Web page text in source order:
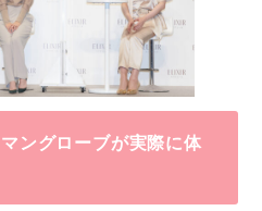
ングローブが実際に体